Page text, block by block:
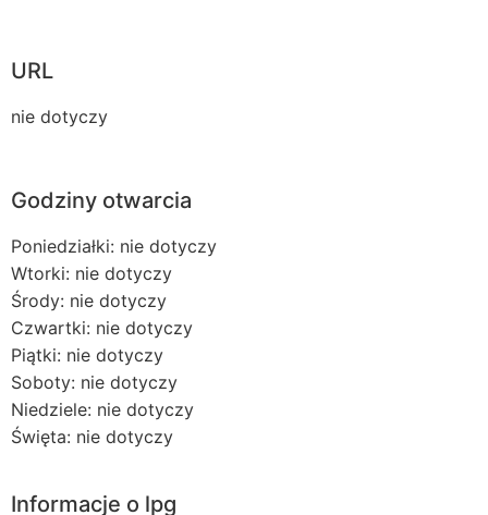
URL
nie dotyczy
Godziny otwarcia
Poniedziałki: nie dotyczy
Wtorki: nie dotyczy
Środy: nie dotyczy
Czwartki: nie dotyczy
Piątki: nie dotyczy
Soboty: nie dotyczy
Niedziele: nie dotyczy
Święta: nie dotyczy
Informacje o lpg